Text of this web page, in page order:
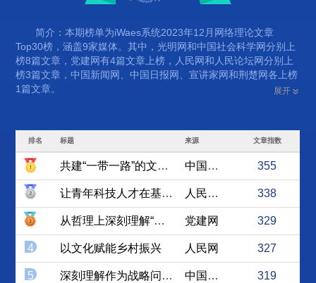
简介：本期榜单为iWaes系统2023年12月网络理论文章
Top30榜，涵盖9家媒体。其中，光明网和中国社会科学网分别上
榜8篇文章，党建网有4篇文章上榜，人民网和人民论坛网分别上
榜3篇文章，中国新闻网、中国日报网、宣讲家网和荆楚网各上榜
1篇文章。
展开
排名 标题 来源 文章指数
共建“一带一路”的文明逻辑 中国社会科学网 355
让青年科技人才在基层沃土书... 人民论坛网 338
从哲理上深刻理解“第二个结... 党建网 329
4 以文化赋能乡村振兴 人民网 327
5 深刻理解作为战略问题的文化... 中国社会科学网 319